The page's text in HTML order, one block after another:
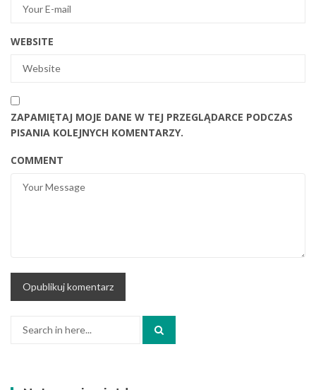
WEBSITE
ZAPAMIĘTAJ MOJE DANE W TEJ PRZEGLĄDARCE PODCZAS
PISANIA KOLEJNYCH KOMENTARZY.
COMMENT